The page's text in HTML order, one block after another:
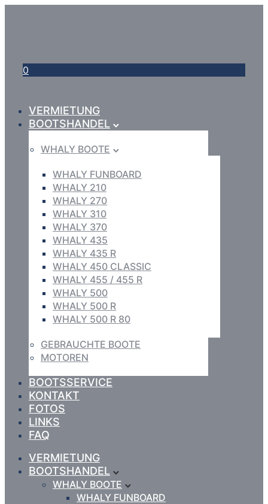
0
VERMIETUNG
BOOTSHANDEL
WHALY BOOTE
WHALY FUNBOARD
WHALY 210
WHALY 270
WHALY 310
WHALY 370
WHALY 435
WHALY 435 R
WHALY 450 CLASSIC
WHALY 455 / 455 R
WHALY 500
WHALY 500 R
WHALY 500 R 80
GEBRAUCHTE BOOTE
MOTOREN
BOOTSSERVICE
KONTAKT
FOTOS
LINKS
FAQ
VERMIETUNG
BOOTSHANDEL
WHALY BOOTE
WHALY FUNBOARD